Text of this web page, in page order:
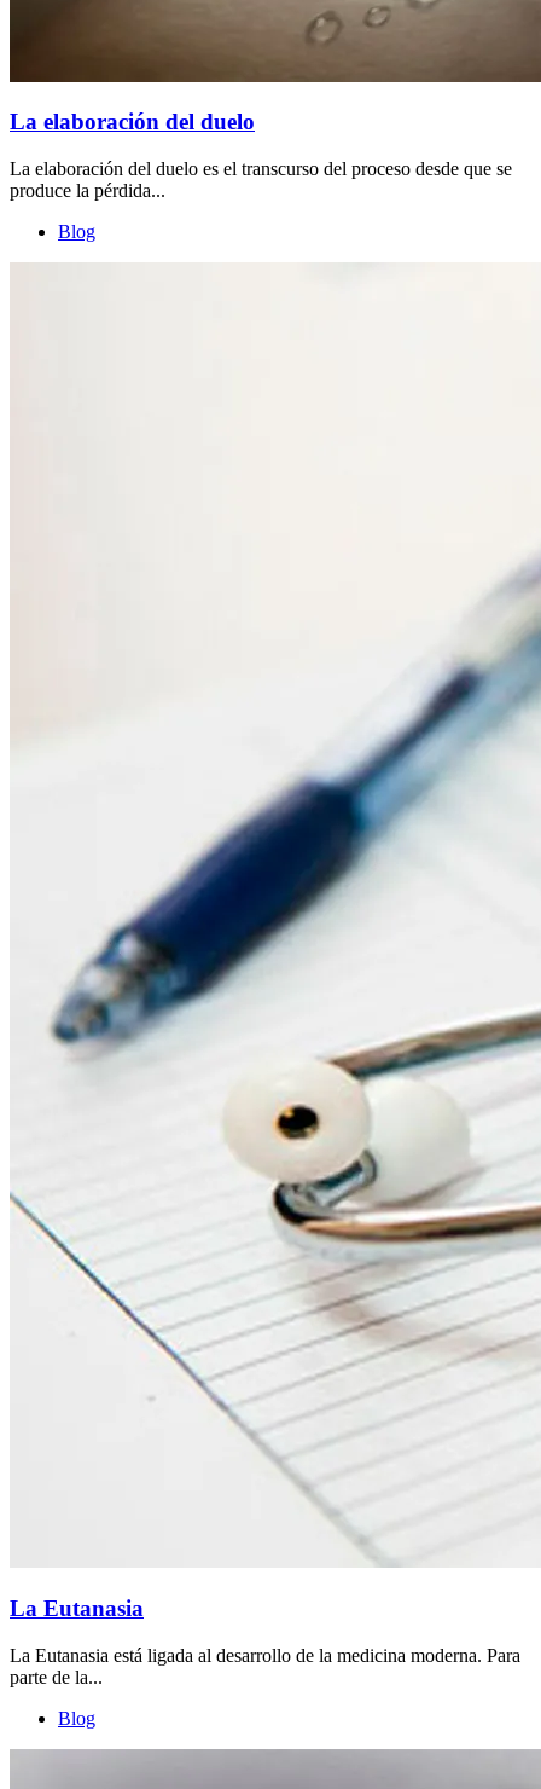
La elaboración del duelo
La elaboración del duelo es el transcurso del proceso desde que se
produce la pérdida...
Blog
La Eutanasia
La Eutanasia está ligada al desarrollo de la medicina moderna. Para
parte de la...
Blog